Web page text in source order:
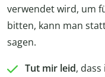
verwendet wird, um
bitten, kann man
sagen.
Tut mir leid,